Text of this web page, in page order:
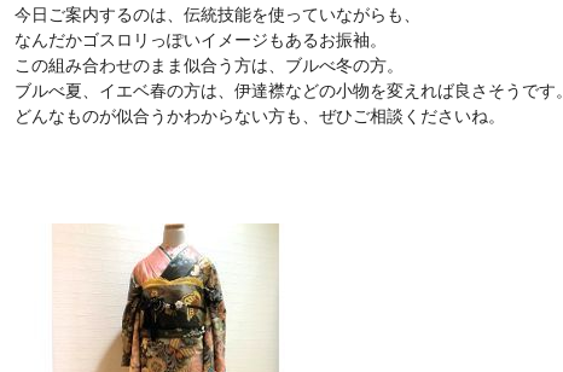
今日ご案内するのは、伝統技能を使っていながらも、
なんだかゴスロリっぽいイメージもあるお振袖。
この組み合わせのまま似合う方は、ブルべ冬の方。
ブルべ夏、イエベ春の方は、伊達襟などの小物を変えれば良さそうです。
どんなものが似合うかわからない方も、ぜひご相談くださいね。